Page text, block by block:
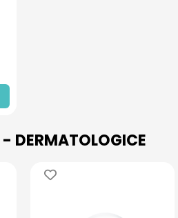
- DERMATOLOGICE